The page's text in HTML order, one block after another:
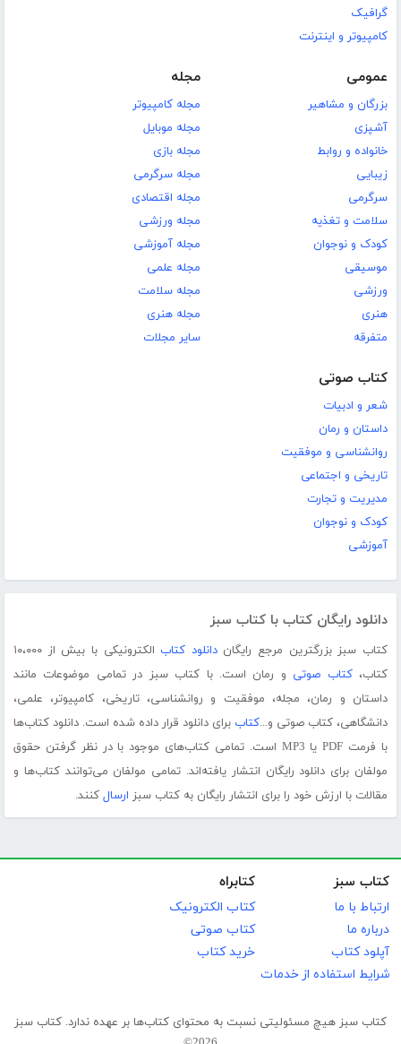
گرافیک
کامپیوتر و اینترنت
عمومی
بزرگان و مشاهیر
آشپزی
خانواده و روابط
زیبایی
سرگرمی
سلامت و تغذیه
کودک و نوجوان
موسیقی
ورزشی
هنری
متفرقه
مجله
مجله کامپیوتر
مجله موبایل
مجله بازی
مجله سرگرمی
مجله اقتصادی
مجله ورزشی
مجله آموزشی
مجله علمی
مجله سلامت
مجله هنری
سایر مجلات
کتاب صوتی
شعر و ادبیات
داستان و رمان
روانشناسی و موفقیت
تاریخی و اجتماعی
مدیریت و تجارت
کودک و نوجوان
آموزشی
دانلود رایگان کتاب با کتاب سبز
کتاب سبز بزرگترین مرجع رایگاندانلود کتاب
الکترونیکی با بیش از ۱۰،۰۰۰
کتاب،کتاب صوتی و رمان است. با کتاب سبز در تمامی موضوعات مانند
داستان و رمان، مجله، موفقیت و روانشناسی، تاریخی، کامپیوتر، علمی،
دانشگاهی، کتاب صوتی و...کتاب برای دانلود قرار داده شده است. دانلود کتاب‌ها
با فرمت PDF یا MP3 است. تمامی کتاب‌های موجود با در نظر گرفتن حقوق
مولفان برای دانلود رایگان انتشار یافته‌اند. تمامی مولفان می‌توانند کتاب‌ها و
مقالات با ارزش خود را برای انتشار رایگان به کتاب سبز ارسال کنند.
کتاب سبز
ارتباط با ما
درباره ما
آپلود کتاب
شرایط استفاده از خدمات
کتابراه
کتاب الکترونیک
کتاب صوتی
خرید کتاب
کتاب سبز هیچ مسئولیتی نسبت به محتوای کتاب‌ها بر عهده ندارد. کتاب سبز